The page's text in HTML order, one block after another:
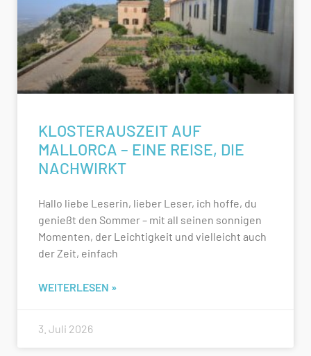
KLOSTERAUSZEIT AUF
MALLORCA – EINE REISE, DIE
NACHWIRKT
Hallo liebe Leserin, lieber Leser, ich hoffe, du
genießt den Sommer – mit all seinen sonnigen
Momenten, der Leichtigkeit und vielleicht auch
der Zeit, einfach
WEITERLESEN »
3. Juli 2026